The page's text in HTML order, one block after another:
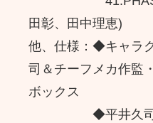
田彰、田中理恵)
他、仕様：◆キャラ
司＆チーフメカ作監
ボックス
◆平井久司描き